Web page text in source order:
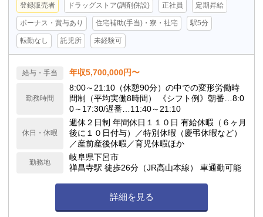
登録販売者 ドラッグストア(調剤併設) 正社員 定期昇給
ボーナス・賞与あり 住宅補助(手当)・寮・社宅 駅5分
転勤なし 託児所 未経験可
給与・手当 年収5,700,000円〜
勤務時間
8:00～21:10（休憩90分）の中での変形労働時
間制（平均実働8時間） 《シフト例》朝番…8:0
0～17:30/遅番…11:40～21:10
休日・休暇
週休２日制 年間休日１１０日 有給休暇（６ヶ月
後に１０日付与）／特別休暇（慶弔休暇など）
／産前産後休暇／育児休暇ほか
勤務地
岐阜県下呂市
禅昌寺駅 徒歩26分（JR高山本線） 車通勤可能
詳細を見る